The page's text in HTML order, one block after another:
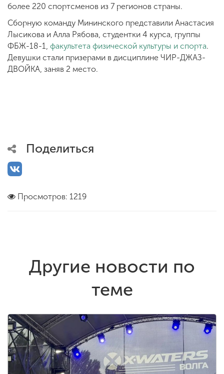
более 220 спортсменов из 7 регионов страны.
Сборную команду Мининского представили Анастасия
Лысикова и Алла Рябова, студентки 4 курса, группы
ФБЖ-18-1, факультета физической культуры и спорта.
Девушки стали призерами в дисциплине ЧИР-ДЖАЗ-
ДВОЙКА, заняв 2 место.
Поделиться
Просмотров: 1219
Другие новости по
теме